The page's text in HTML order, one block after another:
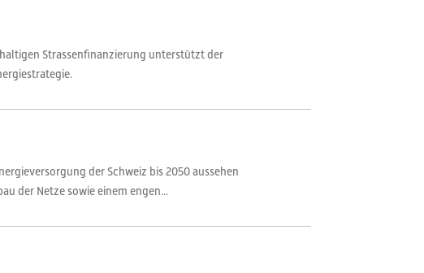
Strassenfinanzierung unterstützt der
der Schweiz bis 2050 aussehen
der Netze sowie einem engen...